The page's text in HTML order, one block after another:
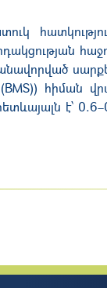
հիման
է՝